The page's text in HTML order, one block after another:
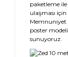
paketleme
ulaşması
Memnuniyet
poster
sunuyoruz.